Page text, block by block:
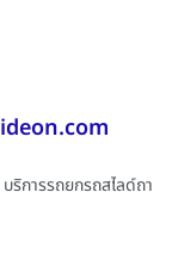
ริการรถยกรถสไลด์ถา